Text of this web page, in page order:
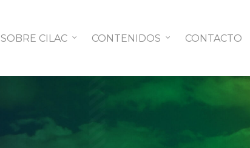
SOBRE CILAC CONTENIDOS CONTACTO